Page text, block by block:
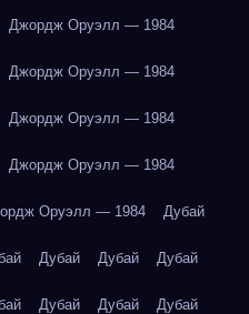
Джордж Оруэлл — 1984
Джордж Оруэлл — 1984
Джордж Оруэлл — 1984
Джордж Оруэлл — 1984
Оруэлл — 1984 Дубай
Дубай Дубай Дубай
Дубай Дубай Дубай